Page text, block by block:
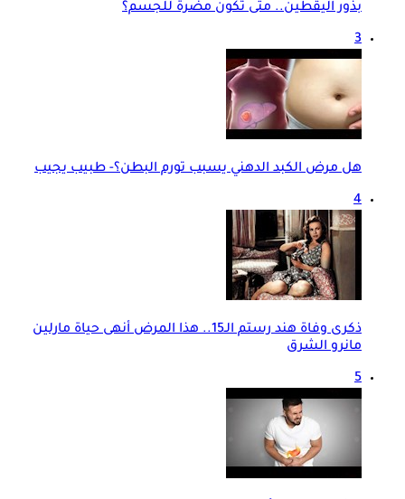
بذور اليقطين.. متى تكون مضرة للجسم؟
3
هل مرض الكبد الدهني يسبب تورم البطن؟- طبيب يجيب
4
ذكرى وفاة هند رستم الـ15.. هذا المرض أنهى حياة مارلين
مانرو الشرق
5